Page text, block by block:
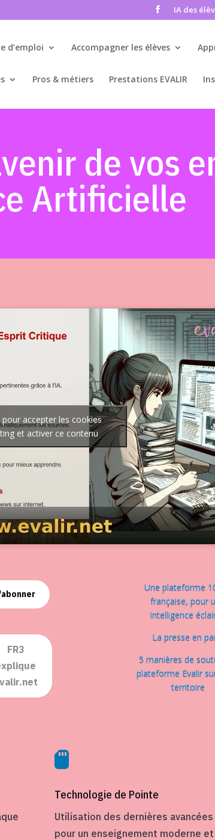
IA des
d’emploi Accompagner les élèves
Pros & métiers Prestations EVALIR
de vos
Artificielle
pour accepter les cookies
et activer ce contenu
FR3
Une plateforme
française, pour
intelligence
La presse en
5 manières de
plateforme Evalir
territoire

Technologie de Pointe
Utilisation des dernières
pour un enseignement moderne et